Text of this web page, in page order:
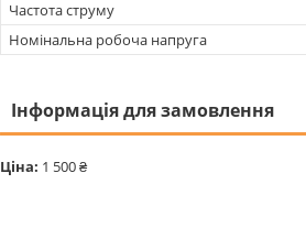
Частота струму
Номінальна робоча напруга
Інформація для замовлення
Ціна: 1 500 ₴